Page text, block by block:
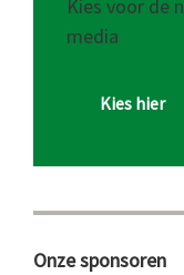
Kies voor de
media
Kies hier
Onze sponsoren